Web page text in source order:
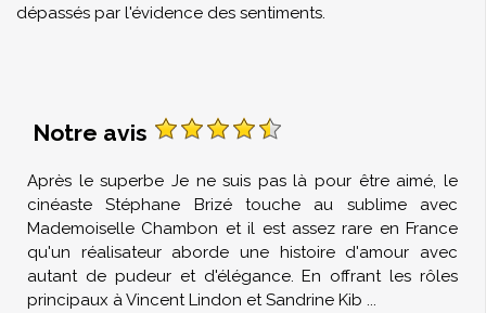
dépassés par l'évidence des sentiments.
Notre avis
Après le superbe Je ne suis pas là pour être aimé, le
cinéaste Stéphane Brizé touche au sublime avec
Mademoiselle Chambon et il est assez rare en France
qu'un réalisateur aborde une histoire d'amour avec
autant de pudeur et d'élégance. En offrant les rôles
principaux à Vincent Lindon et Sandrine Kib ...